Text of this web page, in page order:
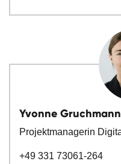
Yvonne Gruchmann
Projektmanagerin
+49 331 73061-264